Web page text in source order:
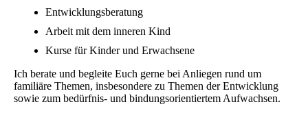
Entwicklungsberatung
Arbeit mit dem inneren Kind
Kurse für Kinder und Erwachsene
Ich berate und begleite Euch gerne bei Anliegen rund um
familiäre Themen, insbesondere zu Themen der Entwicklung
sowie zum bedürfnis- und bindungsorientiertem Aufwachsen.